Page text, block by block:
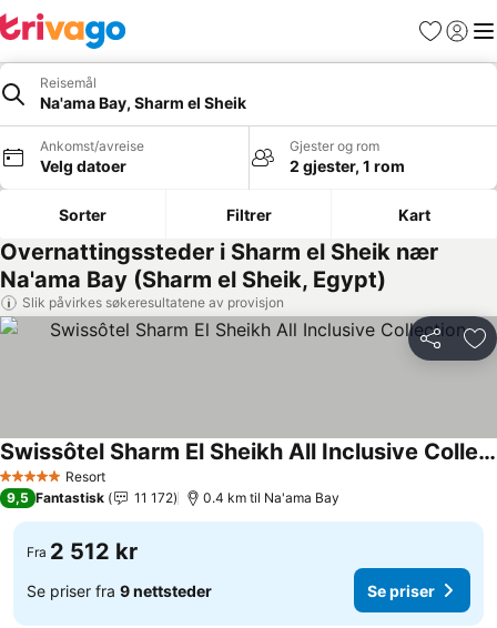
Favoritter
Logg
Reisemål
Na'ama Bay, Sharm el Sheik
Ankomst/avreise
Velg datoer
Gjester og rom
2 gjester, 1 rom
Sorter Filtrer Kart
Overnattingssteder i Sharm el Sheik nær
Na'ama Bay (Sharm el Sheik, Egypt)
Slik påvirkes søkeresultatene av provisjon
Del
5 Stjerner Resort
Swissôtel Sharm El Sheikh All Inclusive Collection
9,5 Fantastisk 11 172 0.4 km til Na'ama Bay
Fra 2 512 kr
Se priser fra 9 nettsteder Se priser